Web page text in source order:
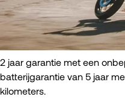
2 jaar garantie met een
batterijgarantie van 5 jaar
kilometers.